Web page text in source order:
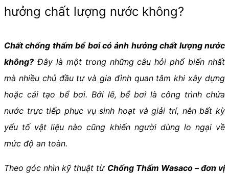
hưởng chất lượng nước không?
Chất chống thấm bể bơi có ảnh hưởng chất lượng nước
không? Đây là một trong những câu hỏi phổ biến nhất
mà nhiều chủ đầu tư và gia đình quan tâm khi xây dựng
hoặc cải tạo bể bơi. Bởi lẽ, bể bơi là công trình chứa
nước trực tiếp phục vụ sinh hoạt và giải trí, nên bất kỳ
yếu tố vật liệu nào cũng khiến người dùng lo ngại về
mức độ an toàn.
Theo góc nhìn kỹ thuật từ Chống Thấm Wasaco – đơn vị